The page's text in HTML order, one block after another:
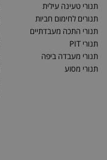
תנורי טעינה עילית
תנורים לחימום חביות
תנורי התכה מעבדתיים
תנורי PIT
תנורי מעבדה ביפה
תנורי מסוע